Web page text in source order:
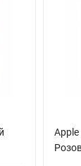
дизайном в
Apple